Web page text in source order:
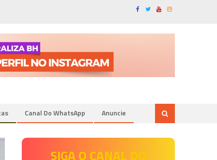
Canal Do WhatsApp Anuncie
SIGA O CANAL DO